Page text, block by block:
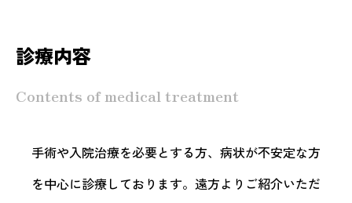
診療内容
Contents of medical treatment
手術や入院治療を必要とする方、病状が不安定な方
を中心に診療しております。遠方よりご紹介いただ